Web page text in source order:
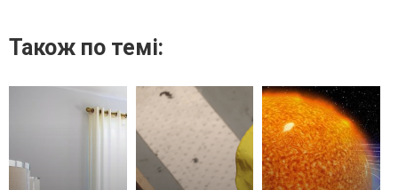
Також по темі: